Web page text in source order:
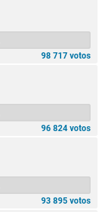
98 717 votos
96 824 votos
93 895 votos